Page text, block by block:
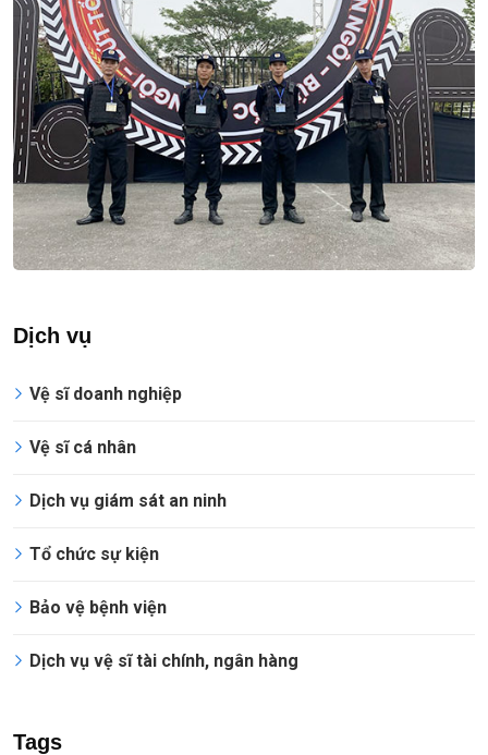
Dịch vụ
Vệ sĩ doanh nghiệp
Vệ sĩ cá nhân
Dịch vụ giám sát an ninh
Tổ chức sự kiện
Bảo vệ bệnh viện
Dịch vụ vệ sĩ tài chính, ngân hàng
Tags